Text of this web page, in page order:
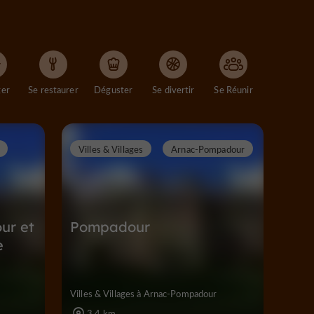
Se restaurer Déguster Se divertir Se Réunir
et
Pompadour
Villes & Villages Arnac-Pompadour
Villes & Villages à Arnac-Pompadour